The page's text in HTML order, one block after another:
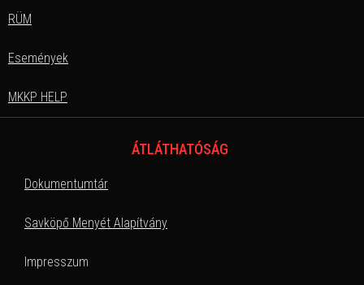
RÜM
Események
MKKP HELP
ÁTLÁTHATÓSÁG
Dokumentumtár
Savköpő Menyét Alapítvány
Impresszum